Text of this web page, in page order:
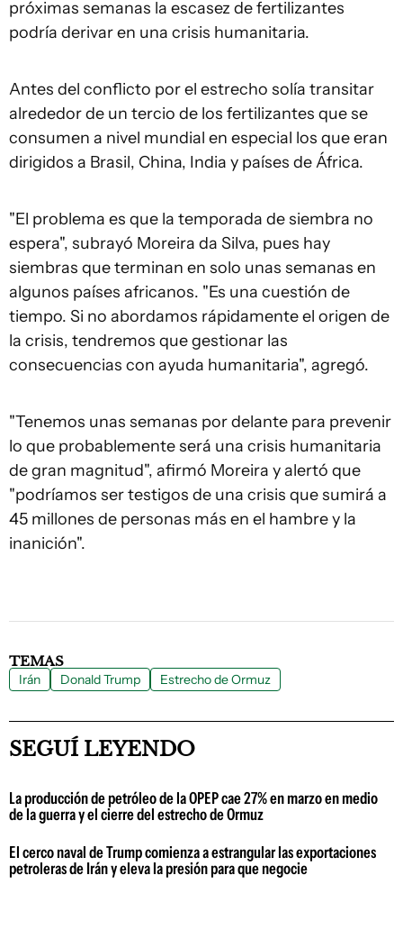
próximas semanas la escasez de fertilizantes
podría derivar en una crisis humanitaria.
Antes del conflicto por el estrecho solía transitar
alrededor de un tercio de los fertilizantes que se
consumen a nivel mundial en especial los que eran
dirigidos a Brasil, China, India y países de África.
"El problema es que la temporada de siembra no
espera", subrayó Moreira da Silva, pues hay
siembras que terminan en solo unas semanas en
algunos países africanos. "Es una cuestión de
tiempo. Si no abordamos rápidamente el origen de
la crisis, tendremos que gestionar las
consecuencias con ayuda humanitaria", agregó.
"Tenemos unas semanas por delante para prevenir
lo que probablemente será una crisis humanitaria
de gran magnitud", afirmó Moreira y alertó que
"podríamos ser testigos de una crisis que sumirá a
45 millones de personas más en el hambre y la
inanición".
TEMAS
Irán Donald Trump Estrecho de Ormuz
SEGUÍ LEYENDO
La producción de petróleo de la OPEP cae 27% en marzo en medio
de la guerra y el cierre del estrecho de Ormuz
El cerco naval de Trump comienza a estrangular las exportaciones
petroleras de Irán y eleva la presión para que negocie